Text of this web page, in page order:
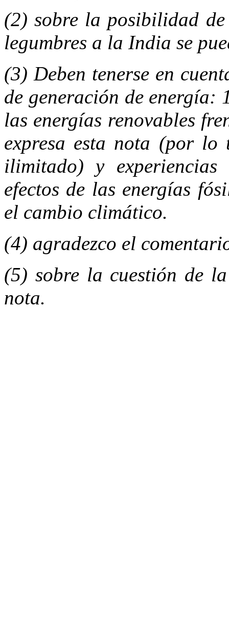
(2) sobre la posibilidad
legumbres a la India se
(3) Deben tenerse en
de generación de energía:
las energías renovables
expresa esta nota (por lo
ilimitado) y
efectos de las energías
el cambio climático
(4) agradezco el
(5) sobre la cuestión de
nota